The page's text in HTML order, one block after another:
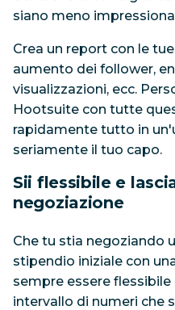
siano meno
Crea un report con le
aumento dei follower,
visualizzazioni, ecc.
Hootsuite con tutte
rapidamente tutto in
seriamente il tuo capo.
Sii flessibile e
negoziazione
Che tu stia negoziando
stipendio iniziale con
sempre essere flessibile
intervallo di numeri che